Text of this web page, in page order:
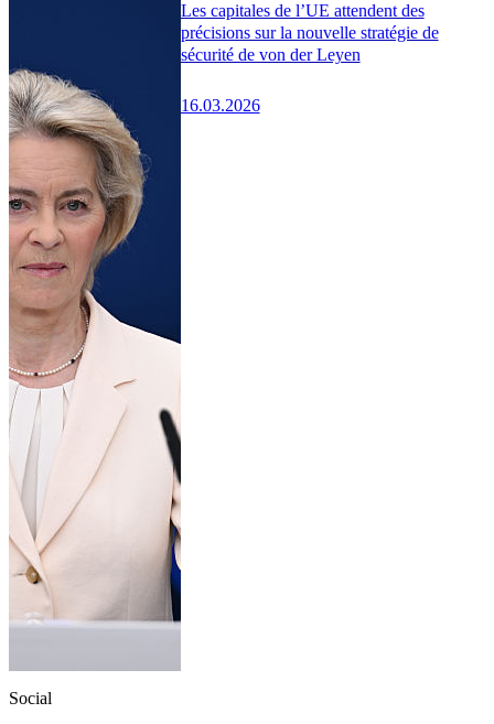
Les capitales de l’UE attendent des
précisions sur la nouvelle stratégie de
sécurité de von der Leyen
16.03.2026
Social